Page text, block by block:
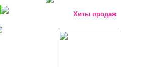
Хиты продаж